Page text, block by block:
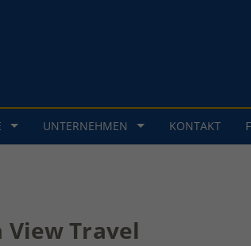
UNTERNEHMEN KONTAKT
View Travel